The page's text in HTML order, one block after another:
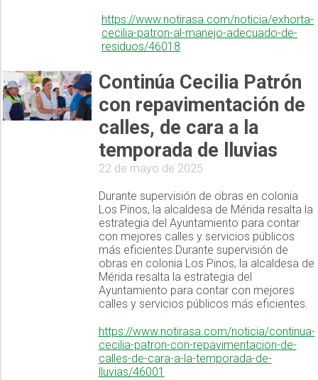
https://www.notirasa.com/noticia/exhorta-
cecilia-patron-al-manejo-adecuado-de-
residuos/46018
Continúa Cecilia Patrón
con repavimentación de
calles, de cara a la
temporada de lluvias
22 de mayo de 2025
Durante supervisión de obras en colonia
Los Pinos, la alcaldesa de Mérida resalta la
estrategia del Ayuntamiento para contar
con mejores calles y servicios públicos
más eficientes.Durante supervisión de
obras en colonia Los Pinos, la alcaldesa de
Mérida resalta la estrategia del
Ayuntamiento para contar con mejores
calles y servicios públicos más eficientes.
https://www.notirasa.com/noticia/continua-
cecilia-patron-con-repavimentacion-de-
calles-de-cara-a-la-temporada-de-
lluvias/46001